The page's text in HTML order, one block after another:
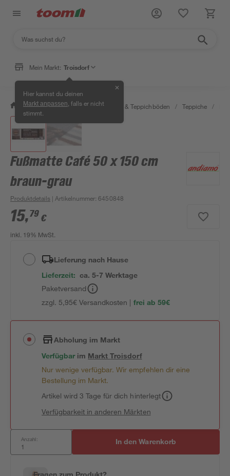
Mein Markt: Troisdorf
Hier kannst du deinen
Markt anpassen , falls er nicht
stimmt.
✕
/ Wohnen & Haushalt / Teppiche & Teppichböden / Teppiche /
Fußmatte Café 50 x 150 cm
braun-grau
Produktdetails | Artikelnummer:6450848
15,79 €
inkl. 19% MwSt.
Lieferung nach Hause
Lieferzeit: ca. 5-7 Werktage
Paketversand
zzgl. 5,95€ Versandkosten | frei ab 59€
Abholung im Markt
Verfügbar im MarktTroisdorf
Nur wenige verfügbar. Wir empfehlen dir eine
Bestellung im Markt.
Artikel wird 3 Tage für dich hinterlegt
Verfügbarkeit in anderen Märkten
Anzahl: In den Warenkorb
Fragen zum Produkt?